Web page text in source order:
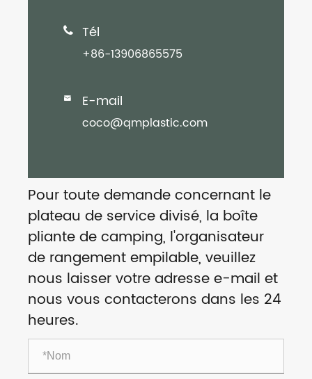
 Tél
+86-13906865575
 E-mail
coco@qmplastic.com
Pour toute demande concernant le
plateau de service divisé, la boîte
pliante de camping, l'organisateur
de rangement empilable, veuillez
nous laisser votre adresse e-mail et
nous vous contacterons dans les 24
heures.